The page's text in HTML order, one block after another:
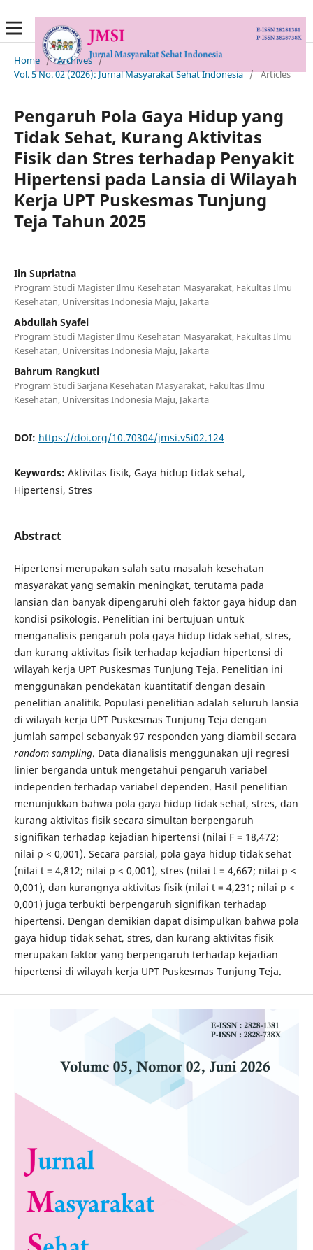
Home / Archives /
Vol. 5 No. 02 (2026): Jurnal Masyarakat Sehat Indonesia / Articles
Pengaruh Pola Gaya Hidup yang
Tidak Sehat, Kurang Aktivitas
Fisik dan Stres terhadap Penyakit
Hipertensi pada Lansia di Wilayah
Kerja UPT Puskesmas Tunjung
Teja Tahun 2025
Iin Supriatna
Program Studi Magister Ilmu Kesehatan Masyarakat, Fakultas Ilmu
Kesehatan, Universitas Indonesia Maju, Jakarta
Abdullah Syafei
Program Studi Magister Ilmu Kesehatan Masyarakat, Fakultas Ilmu
Kesehatan, Universitas Indonesia Maju, Jakarta
Bahrum Rangkuti
Program Studi Sarjana Kesehatan Masyarakat, Fakultas Ilmu
Kesehatan, Universitas Indonesia Maju, Jakarta
DOI: https://doi.org/10.70304/jmsi.v5i02.124
Keywords: Aktivitas fisik, Gaya hidup tidak sehat,
Hipertensi, Stres
Abstract
Hipertensi merupakan salah satu masalah kesehatan
masyarakat yang semakin meningkat, terutama pada
lansian dan banyak dipengaruhi oleh faktor gaya hidup dan
kondisi psikologis. Penelitian ini bertujuan untuk
menganalisis pengaruh pola gaya hidup tidak sehat, stres,
dan kurang aktivitas fisik terhadap kejadian hipertensi di
wilayah kerja UPT Puskesmas Tunjung Teja. Penelitian ini
menggunakan pendekatan kuantitatif dengan desain
penelitian analitik. Populasi penelitian adalah seluruh lansia
di wilayah kerja UPT Puskesmas Tunjung Teja dengan
jumlah sampel sebanyak 97 responden yang diambil secara
random sampling. Data dianalisis menggunakan uji regresi
linier berganda untuk mengetahui pengaruh variabel
independen terhadap variabel dependen. Hasil penelitian
menunjukkan bahwa pola gaya hidup tidak sehat, stres, dan
kurang aktivitas fisik secara simultan berpengaruh
signifikan terhadap kejadian hipertensi (nilai F = 18,472;
nilai p < 0,001). Secara parsial, pola gaya hidup tidak sehat
(nilai t = 4,812; nilai p < 0,001), stres (nilai t = 4,667; nilai p <
0,001), dan kurangnya aktivitas fisik (nilai t = 4,231; nilai p <
0,001) juga terbukti berpengaruh signifikan terhadap
hipertensi. Dengan demikian dapat disimpulkan bahwa pola
gaya hidup tidak sehat, stres, dan kurang aktivitas fisik
merupakan faktor yang berpengaruh terhadap kejadian
hipertensi di wilayah kerja UPT Puskesmas Tunjung Teja.